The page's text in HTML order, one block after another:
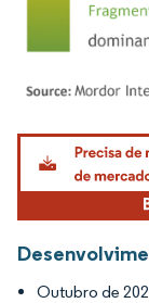
Imagem © Mordor
Outubro de